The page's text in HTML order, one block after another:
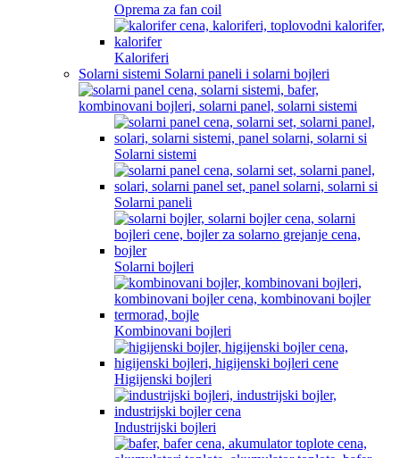
Oprema za fan coil
Kaloriferi
Solarni sistemi Solarni paneli i solarni bojleri
Solarni sistemi
Solarni paneli
Solarni bojleri
Kombinovani bojleri
Higijenski bojleri
Industrijski bojleri